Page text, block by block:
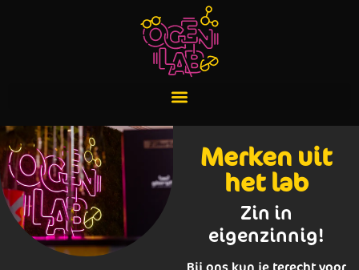
Merken uit
het lab
Zin in
eigenzinnig!